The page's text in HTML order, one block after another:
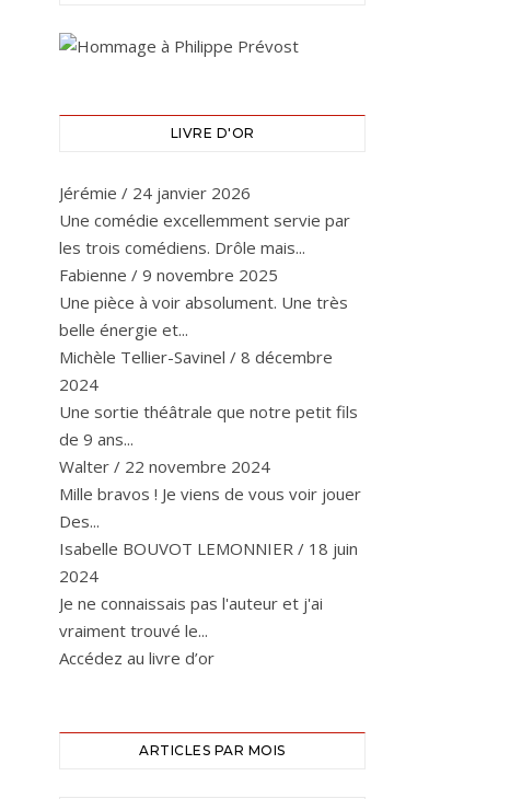
LIVRE D'OR
Jérémie / 24 janvier 2026
Une comédie excellemment servie par
les trois comédiens. Drôle mais...
Fabienne / 9 novembre 2025
Une pièce à voir absolument. Une très
belle énergie et...
Michèle Tellier-Savinel / 8 décembre
2024
Une sortie théâtrale que notre petit fils
de 9 ans...
Walter / 22 novembre 2024
Mille bravos ! Je viens de vous voir jouer
Des...
Isabelle BOUVOT LEMONNIER / 18 juin
2024
Je ne connaissais pas l'auteur et j'ai
vraiment trouvé le...
Accédez au livre d’or
ARTICLES PAR MOIS